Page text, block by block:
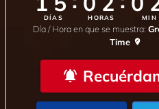
DÍAS HORAS MIN
Día / Hora en que se muestra:
Time